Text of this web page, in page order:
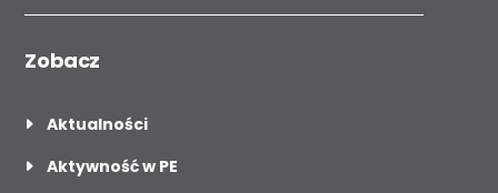
Zobacz
Aktualności
Aktywność w PE